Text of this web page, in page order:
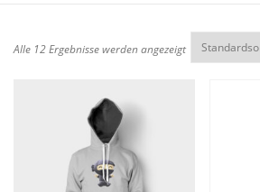
ATHLETIKTRAINING/
KONTAKT
Alle 12 Ergebnisse werden angezeigt